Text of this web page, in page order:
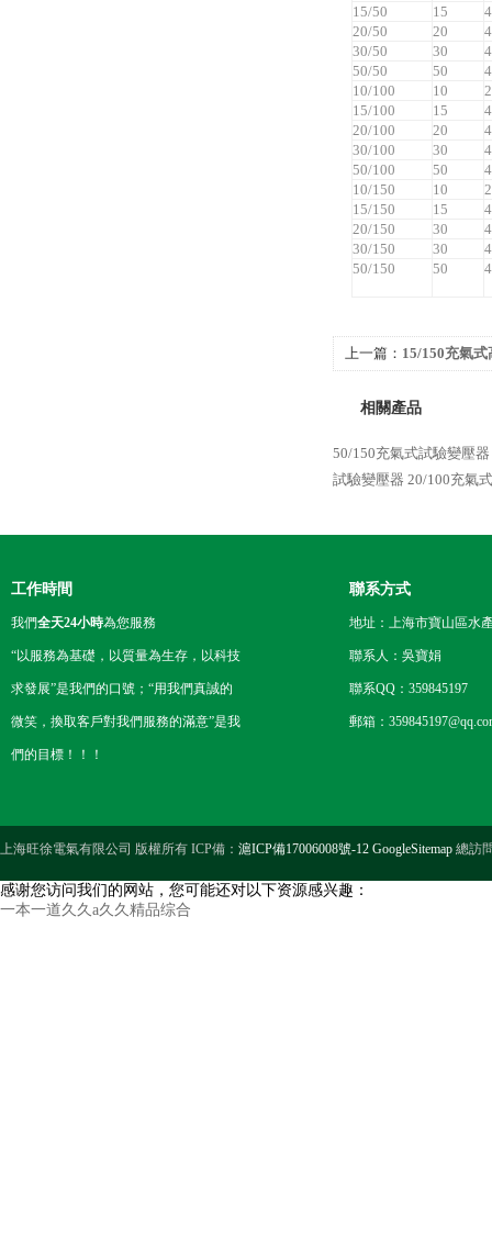
15/50 15
20/50
20
30/50
30
50/50
50
10/100
10
15/100
15
20/100
20
30/100
30
50/100
50
10/150
10
15/150
15
20/150
30
30/150
30
50/150
50
上一篇： 15/150充氣
相關產品
50/150充氣式試驗變壓器
試驗變壓器 20/100充氣
工作時間
我們全天24小時為您服務
“以服務為基礎，以質量為生存，以科技
求發展”是我們的口號；“用我們真誠的
微笑，換取客戶對我們服務的滿意”是我
們的目標！！！
聯系方式
地址：上海市寶山區水
聯系人：吳寶娟
聯系QQ：359845197
郵箱：
上海旺徐電氣有限公司 版權所有 ICP備： 滬ICP備17006008號-12 GoogleSitemap 總訪
感谢您访问我们的网站，您可能还对以下资源感兴趣：
一本一道久久a久久精品综合